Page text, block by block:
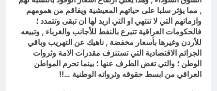
, مما يؤثر سلبا على حياتهم المعيشية ويفاقم من همومهم
وازماتهم التي لا تنتهي او التي اريد لها ان تبقى وتتمدد ؛
فالحكومات العراقية تتبرع بالنفط للأجانب والغرباء , وتبيعه
للأردن وغيرها بأسعار مخفضة , ناهيك عن التهريب وباقي
الجرائم الاقتصادية التي تستنزف مقدرات الامة وثروات
الوطن ؛ والتي تغض الطرف عنها ؛ بينما تحرم المواطن
العراقي من ابسط حقوقه وثرواته الوطنية …!!